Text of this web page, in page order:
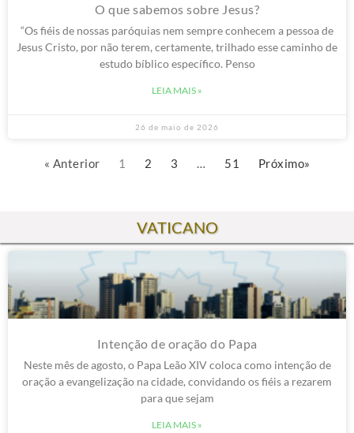
O que sabemos sobre Jesus?
“Os fiéis de nossas paróquias nem sempre conhecem a pessoa de
Jesus Cristo, por não terem, certamente, trilhado esse caminho de
estudo bíblico específico. Penso
LEIA MAIS »
26 de maio de 2026
« Anterior 1 2 3 … 51 Próximo»
VATICANO
Intenção de oração do Papa
Neste mês de agosto, o Papa Leão XIV coloca como intenção de
oração a evangelização na cidade, convidando os fiéis a rezarem
para que sejam
LEIA MAIS »